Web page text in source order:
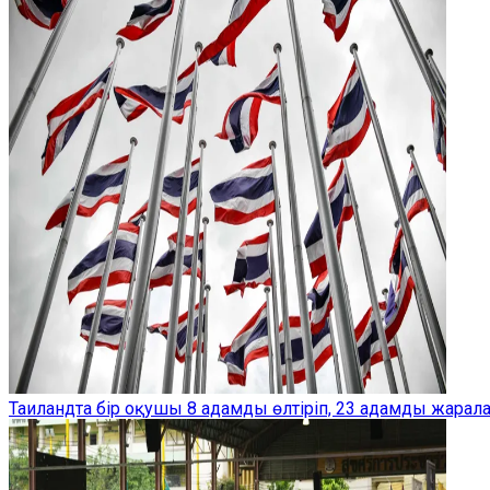
Таиландта бір оқушы 8 адамды өлтіріп, 23 адамды